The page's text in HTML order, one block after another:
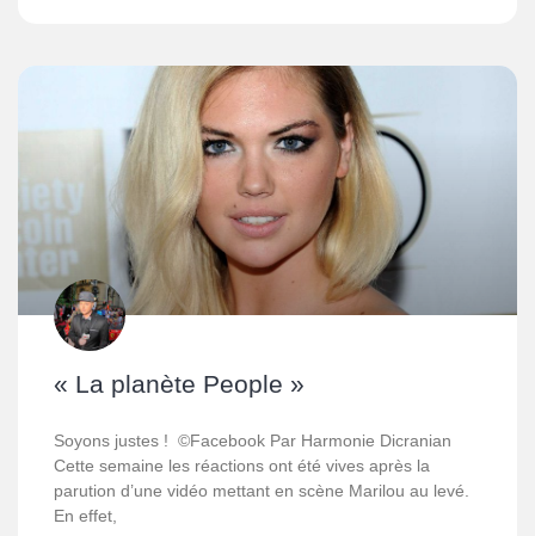
« La planète People »
Soyons justes ! ©Facebook Par Harmonie Dicranian
Cette semaine les réactions ont été vives après la
parution d’une vidéo mettant en scène Marilou au levé.
En effet,